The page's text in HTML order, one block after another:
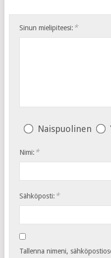
Sinun mielipiteesi: *
Naispuolinen
Nimi: *
Sähköposti: *
Tallenna nimeni,